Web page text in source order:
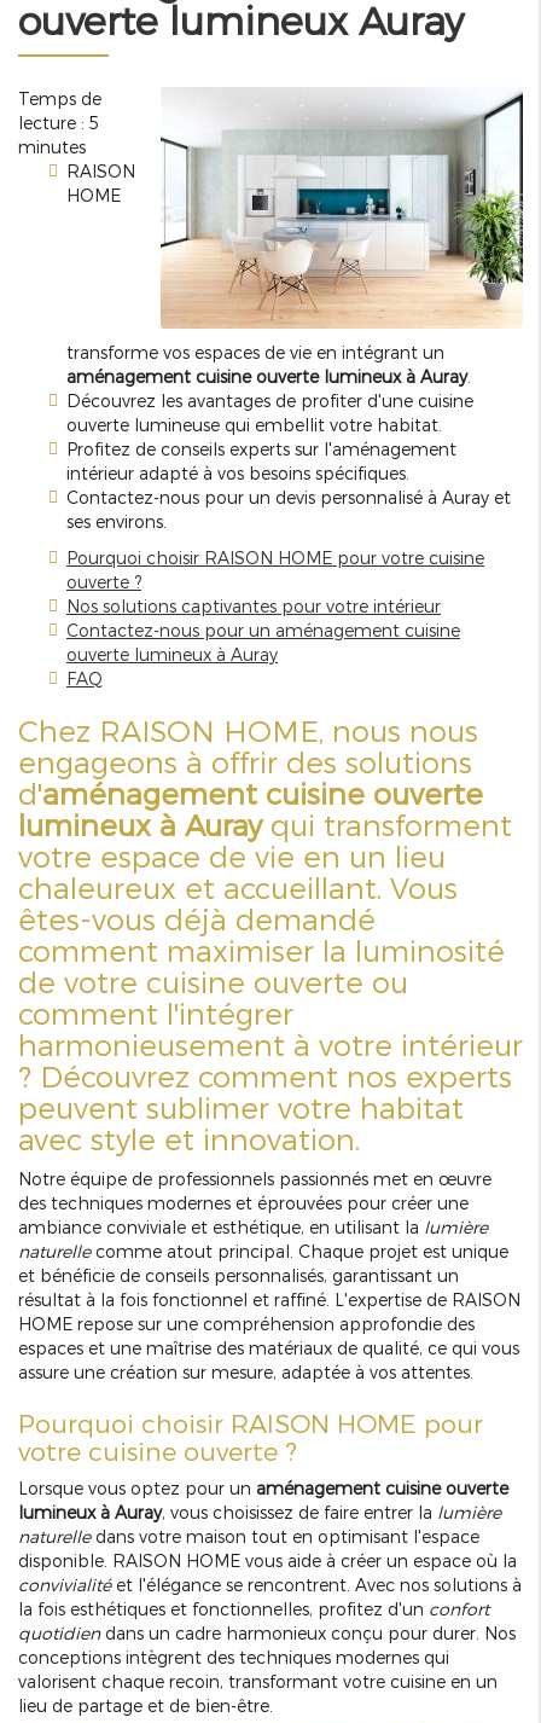
ouverte lumineux Auray
Temps de
lecture : 5
minutes
RAISON
HOME
transforme vos espaces de vie en intégrant un
aménagement cuisine ouverte lumineux à Auray.
Découvrez les avantages de profiter d'une cuisine
ouverte lumineuse qui embellit votre habitat.
Profitez de conseils experts sur l'aménagement
intérieur adapté à vos besoins spécifiques.
Contactez-nous pour un devis personnalisé à Auray et
ses environs.
Pourquoi choisir RAISON HOME pour votre cuisine
ouverte ?
Nos solutions captivantes pour votre intérieur
Contactez-nous pour un aménagement cuisine
ouverte lumineux à Auray
FAQ
Chez RAISON HOME, nous nous
engageons à offrir des solutions
d'aménagement cuisine ouverte
lumineux à Aurayqui transforment
votre espace de vie en un lieu
chaleureux et accueillant. Vous
êtes-vous déjà demandé
comment maximiser la luminosité
de votre cuisine ouverte ou
comment l'intégrer
harmonieusement à votre intérieur
? Découvrez comment nos experts
peuvent sublimer votre habitat
avec style et innovation.
Notre équipe de professionnels passionnés met en œuvre
des techniques modernes et éprouvées pour créer une
ambiance conviviale et esthétique, en utilisant la lumière
naturellecomme atout principal. Chaque projet est unique
et bénéficie de conseils personnalisés, garantissant un
résultat à la fois fonctionnel et raffiné. L'expertise de RAISON
HOME repose sur une compréhension approfondie des
espaces et une maîtrise des matériaux de qualité, ce qui vous
assure une création sur mesure, adaptée à vos attentes.
Pourquoi choisir RAISON HOME pour
votre cuisine ouverte ?
Lorsque vous optez pour un aménagement cuisine ouverte
lumineux à Auray, vous choisissez de faire entrer la lumière
naturelledans votre maison tout en optimisant l'espace
disponible. RAISON HOME vous aide à créer un espace où la
convivialitéet l'élégance se rencontrent. Avec nos solutions à
la fois esthétiques et fonctionnelles, profitez d'un confort
quotidiendans un cadre harmonieux conçu pour durer. Nos
conceptions intègrent des techniques modernes qui
valorisent chaque recoin, transformant votre cuisine en un
lieu de partage et de bien-être.